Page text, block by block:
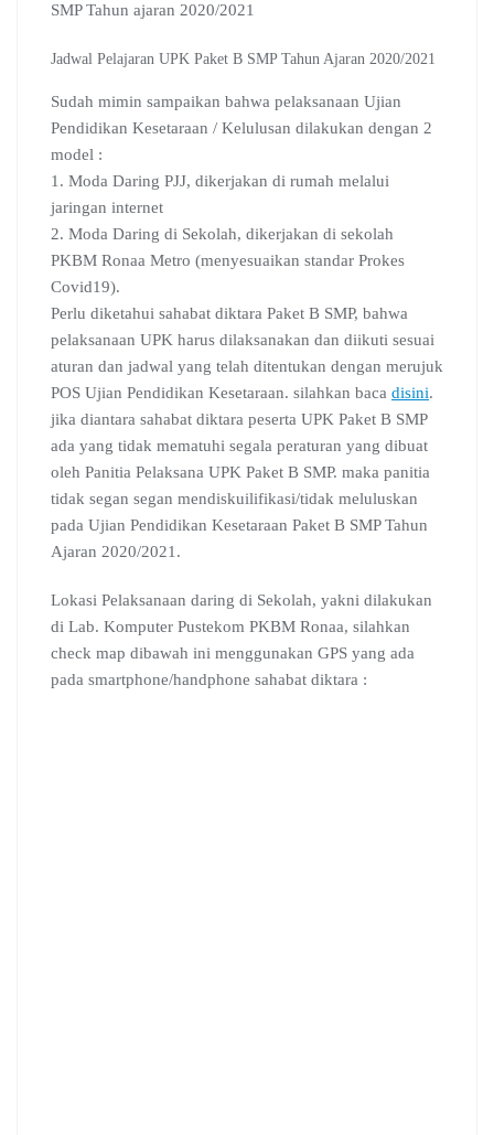
SMP Tahun ajaran 2020/2021
Jadwal Pelajaran UPK Paket B SMP Tahun Ajaran 2020/2021
Sudah mimin sampaikan bahwa pelaksanaan Ujian
Pendidikan Kesetaraan / Kelulusan dilakukan dengan 2
model :
1. Moda Daring PJJ, dikerjakan di rumah melalui
jaringan internet
2. Moda Daring di Sekolah, dikerjakan di sekolah
PKBM Ronaa Metro (menyesuaikan standar Prokes
Covid19).
Perlu diketahui sahabat diktara Paket B SMP, bahwa
pelaksanaan UPK harus dilaksanakan dan diikuti sesuai
aturan dan jadwal yang telah ditentukan dengan merujuk
POS Ujian Pendidikan Kesetaraan. silahkan baca disini.
jika diantara sahabat diktara peserta UPK Paket B SMP
ada yang tidak mematuhi segala peraturan yang dibuat
oleh Panitia Pelaksana UPK Paket B SMP. maka panitia
tidak segan segan mendiskuilifikasi/tidak meluluskan
pada Ujian Pendidikan Kesetaraan Paket B SMP Tahun
Ajaran 2020/2021.
Lokasi Pelaksanaan daring di Sekolah, yakni dilakukan
di Lab. Komputer Pustekom PKBM Ronaa, silahkan
check map dibawah ini menggunakan GPS yang ada
pada smartphone/handphone sahabat diktara :